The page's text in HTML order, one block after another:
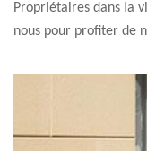
Propriétaires dans la
nous pour profiter de